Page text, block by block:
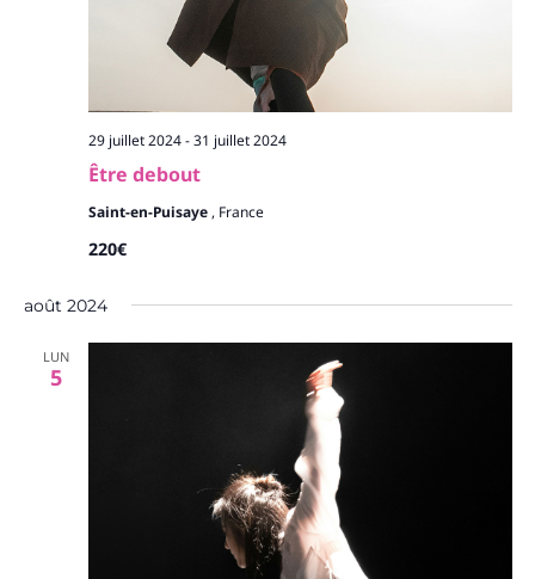
Être debout
29 juillet 2024-31 juillet 2024
Saint-en-Puisaye , France
220€
août 2024
LUN
5